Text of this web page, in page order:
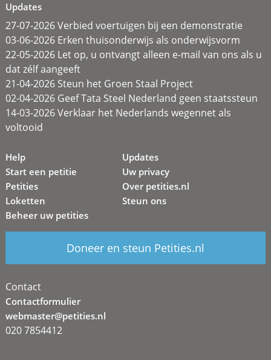
Updates
27-07-2026 Verbied voertuigen bij een demonstratie
03-06-2026 Erken thuisonderwijs als onderwijsvorm
22-05-2026 Let op, u ontvangt alleen e-mail van ons als u
dat zélf aangeeft
21-04-2026 Steun het Groen Staal Project
02-04-2026 Geef Tata Steel Nederland geen staatssteun
14-03-2026 Verklaar het Nederlands wegennet als
voltooid
Help
Start een petitie
Petities
Loketten
Beheer uw petities
Updates
Uw privacy
Over petities.nl
Steun ons
Doneer en steun Petities.nl
Contact
Contactformulier
webmaster@petities.nl
020 7854412